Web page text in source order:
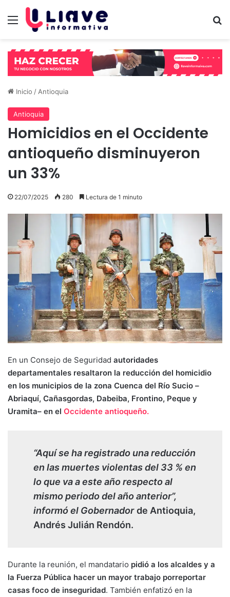
Menú
Inicio / Antioquia
Antioquia
Homicidios en el Occidente
antioqueño disminuyeron
un 33%
22/07/2025 280 Lectura de 1 minuto
En un Consejo de Seguridad autoridades
departamentales resaltaron la reducción del homicidio
en los municipios de la zona Cuenca del Río Sucio –
Abriaquí, Cañasgordas, Dabeiba, Frontino, Peque y
Uramita– en el Occidente antioqueño.
“Aquí se ha registrado una reducción
en las muertes violentas del 33 % en
lo que va a este año respecto al
mismo periodo del año anterior”,
informó el Gobernador de Antioquia,
Andrés Julián Rendón.
Durante la reunión, el mandatario pidió a los alcaldes y a
la Fuerza Pública hacer un mayor trabajo porreportar
casas foco de inseguridad. También enfatizó en la